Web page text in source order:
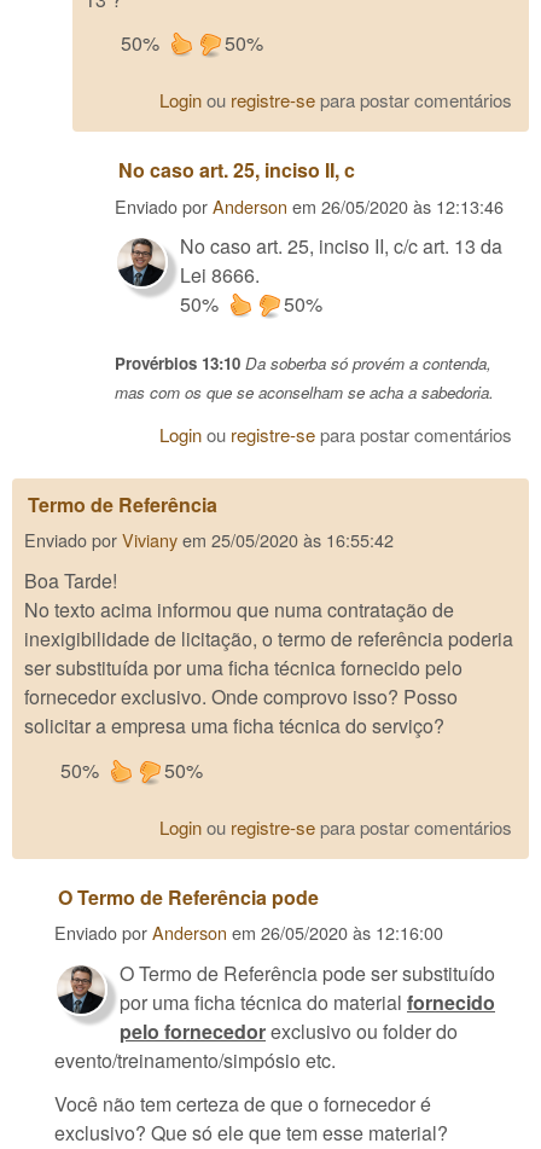
50%
50%
Loginou registre-separa postar comentários
No caso art. 25, inciso II, c
Enviado porAnderson em 26/05/2020 às 12:13:46
No caso art. 25, inciso II, c/c art. 13 da
Lei 8666.
50%
50%
Provérbios 13:10 Da soberba só provém a contenda,
mas com os que se aconselham se acha a sabedoria.
Loginou registre-separa postar comentários
Termo de Referência
Enviado porVivianyem 25/05/2020 às 16:55:42
Boa Tarde!
No texto acima informou que numa contratação de
inexigibilidade de licitação, o termo de referência poderia
ser substituída por uma ficha técnica fornecido pelo
fornecedor exclusivo. Onde comprovo isso? Posso
solicitar a empresa uma ficha técnica do serviço?
50%
50%
Loginou registre-separa postar comentários
O Termo de Referência pode
Enviado porAnderson em 26/05/2020 às 12:16:00
O Termo de Referência pode ser substituído
por uma ficha técnica do material fornecido
pelo fornecedorexclusivo ou folder do
evento/treinamento/simpósio etc.
Você não tem certeza de que o fornecedor é
exclusivo? Que só ele que tem esse material?